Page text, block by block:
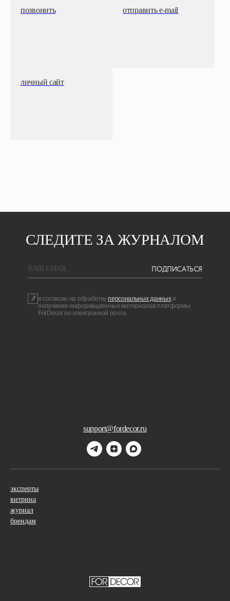
позвонить отправить e-mail
личный сайт
support@fordecor.ru
СЛЕДИТЕ ЗА ЖУРНАЛОМ
BAШ EMAIL ПОДПИСАТЬСЯ
я согласен на обработку персональных данных и
получение информационных материалов платформы
ForDecor по электронной почте.
эксперты
витрина
журнал
брендам